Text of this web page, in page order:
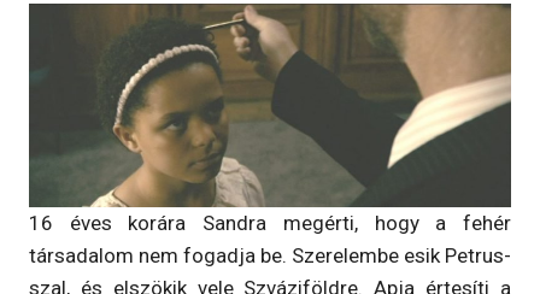
16 éves korára Sandra megérti, hogy a fehér
társadalom nem fogadja be. Szerelembe esik Petrus-
szal, és elszökik vele Szváziföldre. Apja értesíti a